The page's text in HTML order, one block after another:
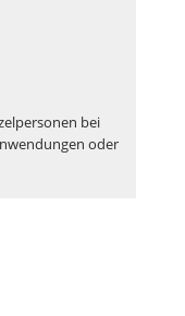
bei
oder